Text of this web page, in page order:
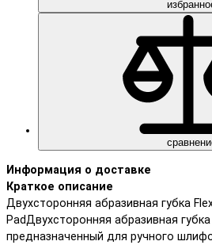
Информация о доставке
Краткое описание
Двухсторонняя абразивная губка
PadДвухсторонняя абразивная
предназначенный для ручного